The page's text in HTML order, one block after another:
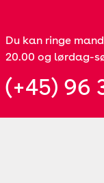
Du kan ringe
20.00 og lørdag-
(+45) 96